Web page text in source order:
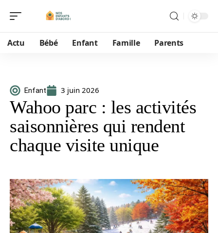
Actu Bébé Enfant Famille Parents
Enfant 3 juin 2026
Wahoo parc : les activités
saisonnières qui rendent
chaque visite unique